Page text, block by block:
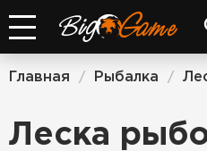
Главная / Рыбалка /
Леска